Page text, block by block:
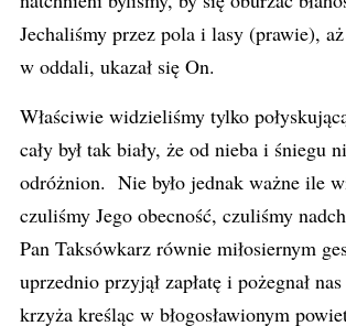
Jechaliśmy przez pola i lasy (prawie),
w oddali, ukazał się On.
Właściwie widzieliśmy tylko
cały był tak biały, że od nieba i śniegu
odróżnion. Nie było jednak ważne ile
czuliśmy Jego obecność, czuliśmy
Pan Taksówkarz równie miłosiernym
uprzednio przyjął zapłatę i pożegnał
krzyża kreśląc w błogosławionym